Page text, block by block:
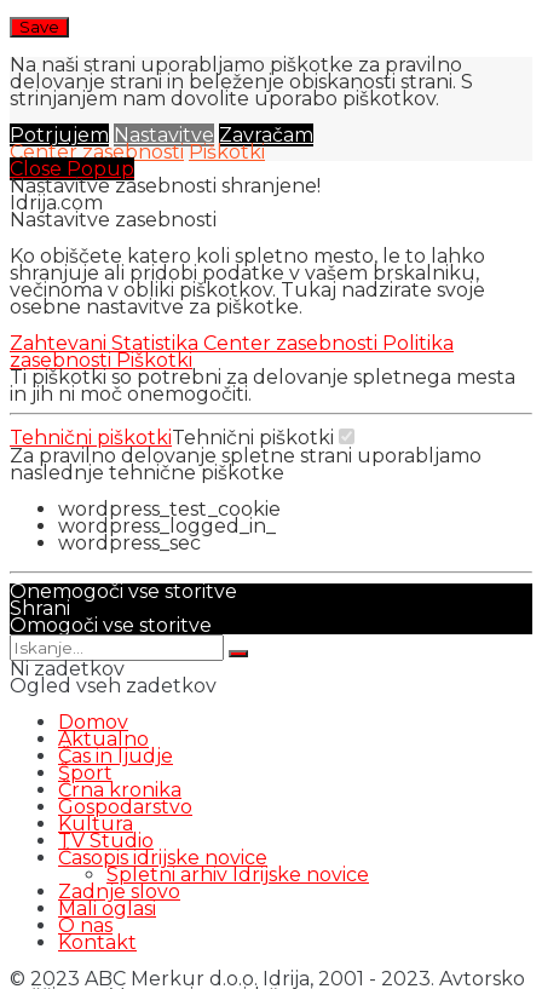
Na naši strani uporabljamo piškotke za pravilno
delovanje strani in beleženje obiskanosti strani. S
strinjanjem nam dovolite uporabo piškotkov.
Potrjujem Nastavitve Zavračam
Center zasebnosti Piškotki
Close Popup
Nastavitve zasebnosti shranjene!
Idrija.com
Nastavitve zasebnosti
Ko obiščete katero koli spletno mesto, le to lahko
shranjuje ali pridobi podatke v vašem brskalniku,
večinoma v obliki piškotkov. Tukaj nadzirate svoje
osebne nastavitve za piškotke.
Zahtevani Statistika Center zasebnosti Politika
zasebnostiPiškotki
Ti piškotki so potrebni za delovanje spletnega mesta
in jih ni moč onemogočiti.
Tehnični piškotkiTehnični piškotki
Za pravilno delovanje spletne strani uporabljamo
naslednje tehnične piškotke
wordpress_test_cookie
wordpress_logged_in_
wordpress_sec
Onemogoči vse storitve
Shrani
Omogoči vse storitve
Ni zadetkov
Ogled vseh zadetkov
Domov
Aktualno
Čas in ljudje
Šport
Črna kronika
Gospodarstvo
Kultura
TV Studio
Časopis idrijske novice
Spletni arhiv Idrijske novice
Zadnje slovo
Mali oglasi
O nas
Kontakt
© 2023 ABC Merkur d.o.o. Idrija, 2001 - 2023. Avtorsko